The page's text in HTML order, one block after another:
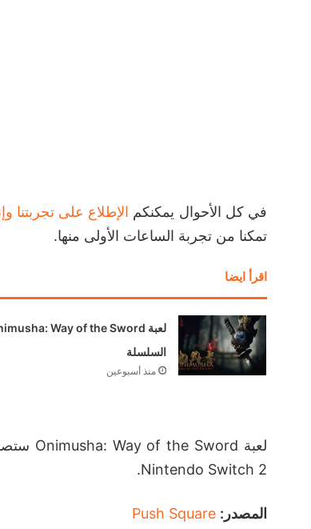
في كل الأحوال يمكنكم الإطلاع على تجربتنا
تمكنا من تجربة الساعات الأولى منها.
اقرأ ايضا
السلسلة
منذ أسبوعين
Nintendo Switch 2.
المصدر: Push Square